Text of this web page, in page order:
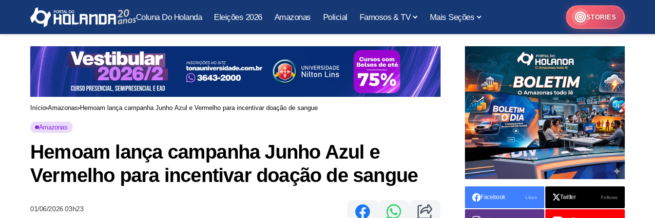
Coluna Do Holanda Eleições 2026 Amazonas Policial Famosos & TV Mais Seções STORIES
Início Amazonas Hemoam lança campanha Junho Azul e Vermelho para incentivar doação de sangue
Amazonas
Hemoam lança campanha Junho Azul e
Vermelho para incentivar doação de sangue
01/06/2026 03h23
Facebook Likes Twitter Follows